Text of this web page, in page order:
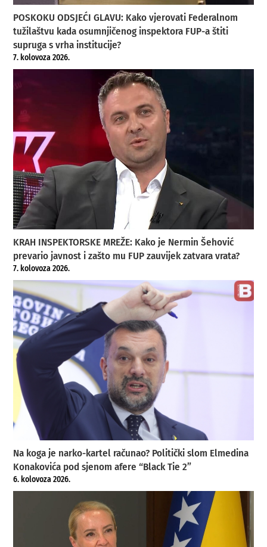
POSKOKU ODSJEĆI GLAVU: Kako vjerovati Federalnom
tužilaštvu kada osumnjičenog inspektora FUP-a štiti
supruga s vrha institucije?
7. kolovoza 2026.
KRAH INSPEKTORSKE MREŽE: Kako je Nermin Šehović
prevario javnost i zašto mu FUP zauvijek zatvara vrata?
7. kolovoza 2026.
Na koga je narko-kartel računao? Politički slom Elmedina
Konakovića pod sjenom afere “Black Tie 2”
6. kolovoza 2026.